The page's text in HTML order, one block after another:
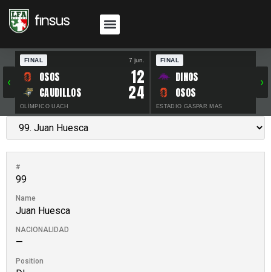
‹
FINAL 7 jun.
OSOS 12
CAUDILLOS 24
OLÍMPICO UACH
FINAL
DINOS
OSOS
ESTADIO GASPAR MAS
›
#
99
Name
Juan Huesca
NACIONALIDAD
—
Position